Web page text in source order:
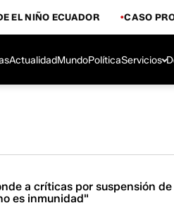
EL NIÑO ECUADOR CASO
ActualidadMundoPolíticaServicios
a críticas por suspensión
es inmunidad"